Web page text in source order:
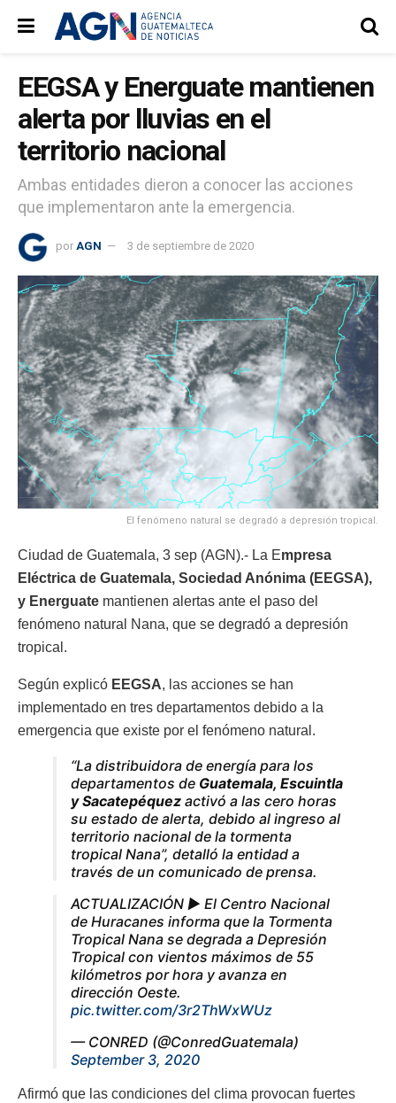
EEGSA y Energuate mantienen
alerta por lluvias en el
territorio nacional
Ambas entidades dieron a conocer las acciones
que implementaron ante la emergencia.
por AGN 3 de septiembre de 2020
El fenómeno natural se degradó a depresión tropical.
Ciudad de Guatemala, 3 sep (AGN).- La Empresa
Eléctrica de Guatemala, Sociedad Anónima (EEGSA),
y Energuate mantienen alertas ante el paso del
fenómeno natural Nana, que se degradó a depresión
tropical.
Según explicó EEGSA, las acciones se han
implementado en tres departamentos debido a la
emergencia que existe por el fenómeno natural.
“La distribuidora de energía para los
departamentos de Guatemala, Escuintla
y Sacatepéquez activó a las cero horas
su estado de alerta, debido al ingreso al
territorio nacional de la tormenta
tropical Nana”, detalló la entidad a
través de un comunicado de prensa.
ACTUALIZACIÓN ▶️ El Centro Nacional
de Huracanes informa que la Tormenta
Tropical Nana se degrada a Depresión
Tropical con vientos máximos de 55
kilómetros por hora y avanza en
dirección Oeste.
pic.twitter.com/3r2ThWxWUz
— CONRED (@ConredGuatemala)
September 3, 2020
Afirmó que las condiciones del clima provocan fuertes